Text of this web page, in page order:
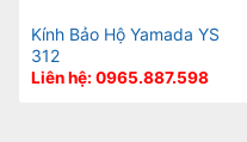
Kính Bảo Hộ Yamada YS
312
Liên hệ: 0965.887.598